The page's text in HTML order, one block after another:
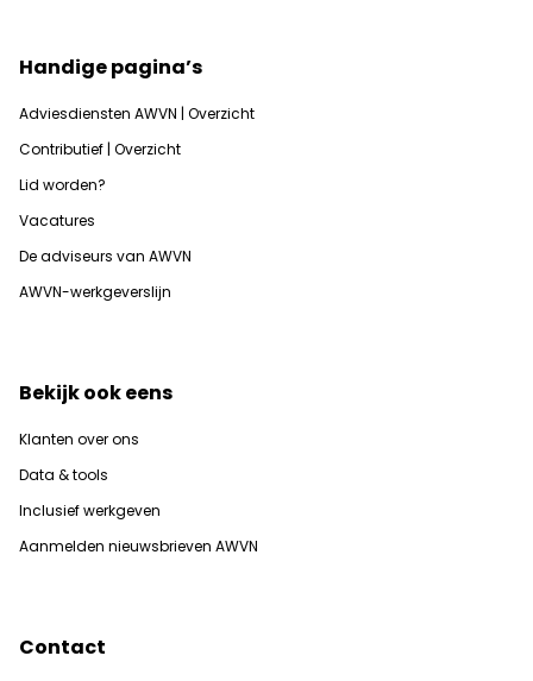
Handige pagina’s
Adviesdiensten AWVN | Overzicht
Contributief | Overzicht
Lid worden?
Vacatures
De adviseurs van AWVN
AWVN-werkgeverslijn
Bekijk ook eens
Klanten over ons
Data & tools
Inclusief werkgeven
Aanmelden nieuwsbrieven AWVN
Contact